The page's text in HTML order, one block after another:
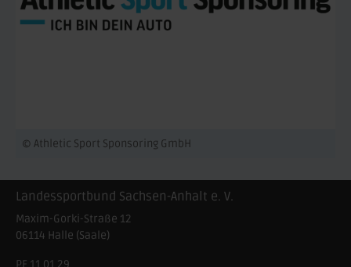
© Athletic Sport Sponsoring GmbH
Landessportbund Sachsen-Anhalt e. V.
Maxim-Gorki-Straße 12
06114 Halle (Saale)